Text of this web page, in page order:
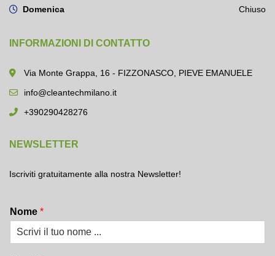
Domenica Chiuso
INFORMAZIONI DI CONTATTO
Via Monte Grappa, 16 - FIZZONASCO, PIEVE EMANUELE
info@cleantechmilano.it
+390290428276
NEWSLETTER
Iscriviti gratuitamente alla nostra Newsletter!
Nome *